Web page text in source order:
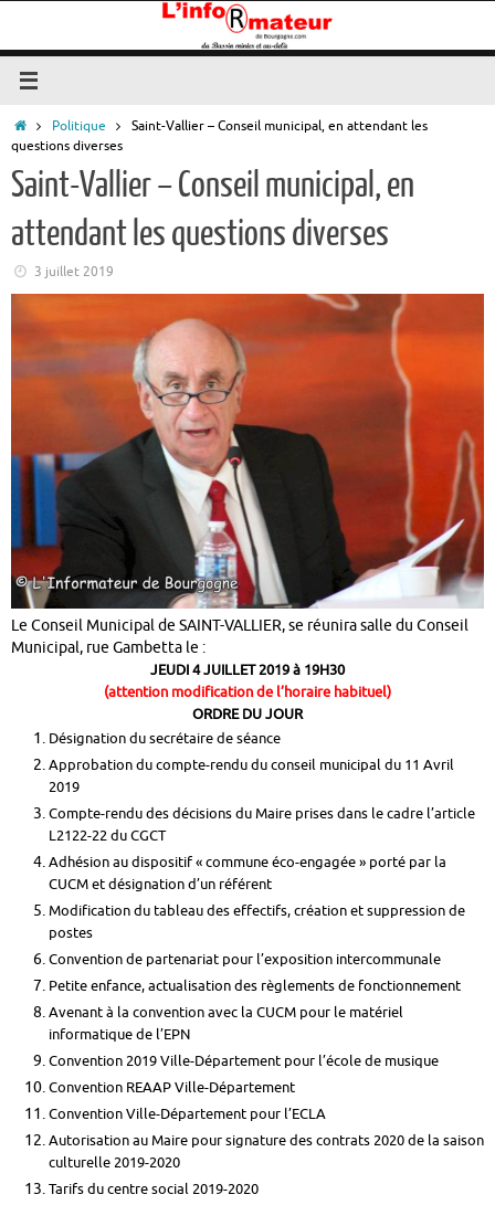
contenu
AccueilPolitique
Saint-Vallier – Conseil municipal, en attendant les
questions diverses
Saint-Vallier – Conseil municipal, en
attendant les questions diverses
3 juillet 2019
Le Conseil Municipal de SAINT-VALLIER, se réunira salle du Conseil
Municipal, rue Gambetta le :
JEUDI 4 JUILLET 2019 à 19H30
(attention modification de l’horaire habituel)
ORDRE DU JOUR
Désignation du secrétaire de séance
Approbation du compte-rendu du conseil municipal du 11 Avril
2019
Compte-rendu des décisions du Maire prises dans le cadre l’article
L2122-22 du CGCT
Adhésion au dispositif « commune éco-engagée » porté par la
CUCM et désignation d’un référent
Modification du tableau des effectifs, création et suppression de
postes
Convention de partenariat pour l’exposition intercommunale
Petite enfance, actualisation des règlements de fonctionnement
Avenant à la convention avec la CUCM pour le matériel
informatique de l’EPN
Convention 2019 Ville-Département pour l’école de musique
Convention REAAP Ville-Département
Convention Ville-Département pour l’ECLA
Autorisation au Maire pour signature des contrats 2020 de la saison
culturelle 2019-2020
Tarifs du centre social 2019-2020